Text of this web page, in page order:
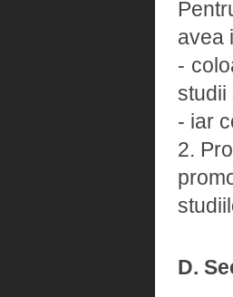
avea
-
studii
- iar
2.
D.